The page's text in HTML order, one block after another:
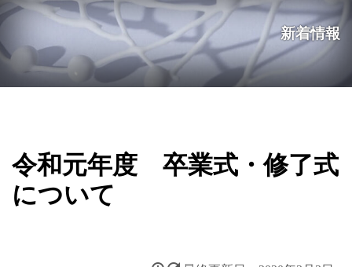
新着情報
令和元年度 卒業式・修了式
について